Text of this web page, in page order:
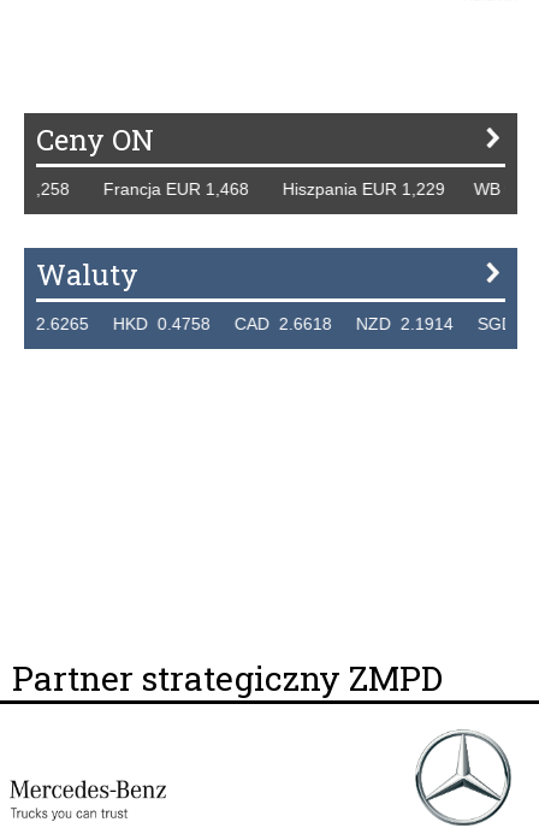
Ceny ON
Francja EUR 1,468 Hiszpania EUR 1,229 WB GBP
Waluty
HKD 0.4758 CAD 2.6618 NZD 2.1914 SGD
Partner strategiczny ZMPD